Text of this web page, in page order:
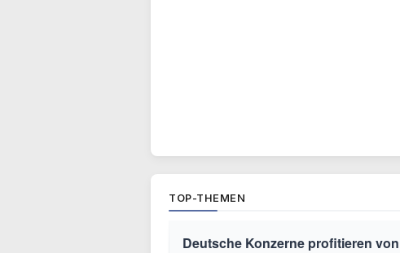
TOP-THEMEN
Deutsche Konzerne profitieren